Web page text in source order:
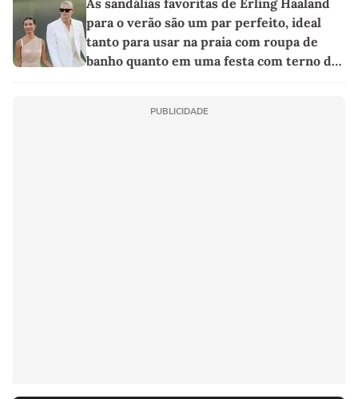
As sandálias favoritas de Erling Haaland
para o verão são um par perfeito, ideal
tanto para usar na praia com roupa de
banho quanto em uma festa com terno de
PUBLICIDADE